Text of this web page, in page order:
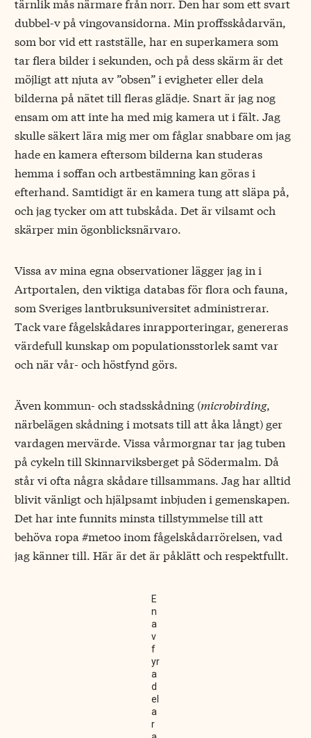
tärnlik mås närmare från norr. Den har som ett svart
dubbel-v på vingovansidorna. Min proffsskådarvän,
som bor vid ett rastställe, har en superkamera som
tar flera bilder i sekunden, och på dess skärm är det
möjligt att njuta av ”obsen” i evigheter eller dela
bilderna på nätet till fleras glädje. Snart är jag nog
ensam om att inte ha med mig kamera ut i fält. Jag
skulle säkert lära mig mer om fåglar snabbare om jag
hade en kamera eftersom bilderna kan studeras
hemma i soffan och artbestämning kan göras i
efterhand. Samtidigt är en kamera tung att släpa på,
och jag tycker om att tubskåda. Det är vilsamt och
skärper min ögonblicksnärvaro.
Vissa av mina egna observationer lägger jag in i
Artportalen, den viktiga databas för flora och fauna,
som Sveriges lantbruksuniversitet administrerar.
Tack vare fågelskådares inrapporteringar, genereras
värdefull kunskap om populationsstorlek samt var
och när vår- och höstfynd görs.
Även kommun- och stadsskådning (microbirding,
närbelägen skådning i motsats till att åka långt) ger
vardagen mervärde. Vissa vårmorgnar tar jag tuben
på cykeln till Skinnarviksberget på Södermalm. Då
står vi ofta några skådare tillsammans. Jag har alltid
blivit vänligt och hjälpsamt inbjuden i gemenskapen.
Det har inte funnits minsta tillstymmelse till att
behöva ropa #metoo inom fågelskådarrörelsen, vad
jag känner till. Här är det är påklätt och respektfullt.
E
n
a
v
f
yr
a
d
el
a
r